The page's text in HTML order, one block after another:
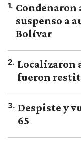
1. Condenaron
suspenso a
Bolívar
2. Localizaron
fueron
3. Despiste y
65